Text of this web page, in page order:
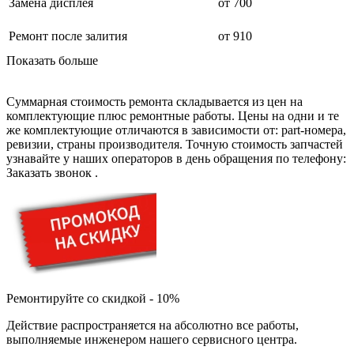
дисководов
диспенсеров
дисплеев
дистилляторов воды
дизельных горелок
дизельных генераторов
dj станций
dji goggles
документ-камер
домашних кинотеатров
домофонов
дорожек для ходьбы
драйкулеров
драм машин
дрелей для алмазного бурения
дрелей-шуруповертов
дрелей ударных
Ремонт после залития
от 910
Показать больше
Суммарная стоимость ремонта складывается из цен на
комплектующие плюс ремонтные работы. Цены на одни и те
же комплектующие отличаются в зависимости от: part-номера,
ревизии, страны производителя. Точную стоимость запчастей
узнавайте у наших операторов в день обращения по телефону:
Заказать звонок .
Ремонтируйте со скидкой - 10%
Действие распространяется на абсолютно все работы,
выполняемые инженером нашего сервисного центра.